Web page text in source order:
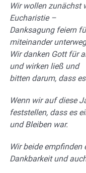
Wir wollen zunächst
Eucharistie –
Danksagung feiern
miteinander
Wir danken Gott für
und wirken ließ und
bitten darum, dass
Wenn wir auf diese
feststellen, dass es
und Bleiben war.
Wir beide empfinden
Dankbarkeit und